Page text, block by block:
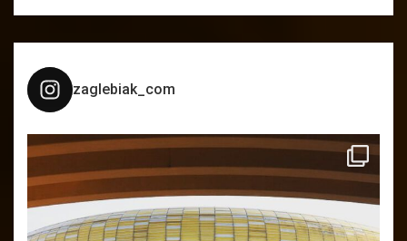
zaglebiak_com